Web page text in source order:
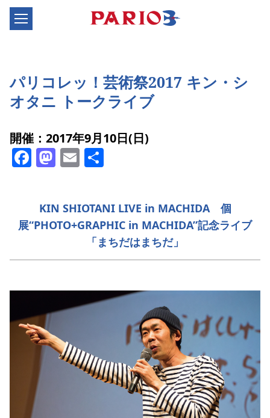
パリコレッ！芸術祭2017 キン・シ
オタニ トークライブ
開催：2017年9月10日(日)
Facebook
Mastodon
Email
KIN SHIOTANI LIVE in MACHIDA 個
展“PHOTO+GRAPHIC in MACHIDA”記念ライブ
「まちだはまちだ」